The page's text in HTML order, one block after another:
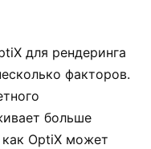
для рендеринга
факторов.
больше
как OptiX может